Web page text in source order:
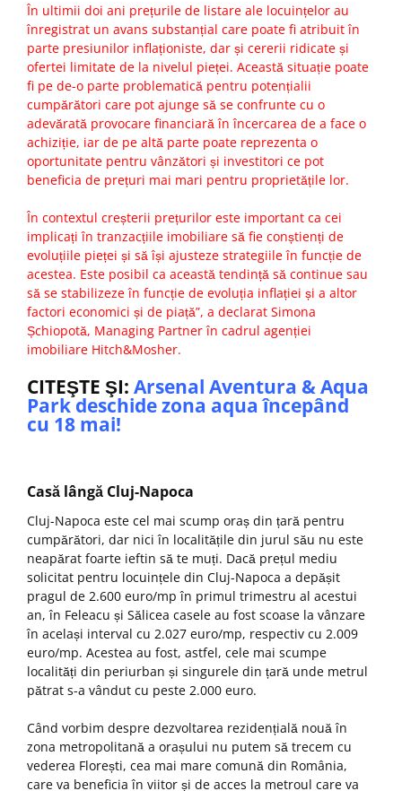
În ultimii doi ani prețurile de listare ale locuințelor au
înregistrat un avans substanțial care poate fi atribuit în
parte presiunilor inflaționiste, dar și cererii ridicate și
ofertei limitate de la nivelul pieței. Această situație poate
fi pe de-o parte problematică pentru potențialii
cumpărători care pot ajunge să se confrunte cu o
adevărată provocare financiară în încercarea de a face o
achiziție, iar de pe altă parte poate reprezenta o
oportunitate pentru vânzători și investitori ce pot
beneficia de prețuri mai mari pentru proprietățile lor.
În contextul creșterii prețurilor este important ca cei
implicați în tranzacțiile imobiliare să fie conștienți de
evoluțiile pieței și să își ajusteze strategiile în funcție de
acestea. Este posibil ca această tendință să continue sau
să se stabilizeze în funcție de evoluția inflației și a altor
factori economici și de piață”, a declarat Simona
Șchiopotă, Managing Partner în cadrul agenției
imobiliare Hitch&Mosher.
CITEŞTE ŞI: Arsenal Aventura & Aqua
Park deschide zona aqua începând
cu 18 mai!
Casă lângă Cluj-Napoca
Cluj-Napoca este cel mai scump oraș din țară pentru
cumpărători, dar nici în localitățile din jurul său nu este
neapărat foarte ieftin să te muți. Dacă prețul mediu
solicitat pentru locuințele din Cluj-Napoca a depășit
pragul de 2.600 euro/mp în primul trimestru al acestui
an, în Feleacu și Sălicea casele au fost scoase la vânzare
în același interval cu 2.027 euro/mp, respectiv cu 2.009
euro/mp. Acestea au fost, astfel, cele mai scumpe
localități din periurban și singurele din țară unde metrul
pătrat s-a vândut cu peste 2.000 euro.
Când vorbim despre dezvoltarea rezidențială nouă în
zona metropolitană a orașului nu putem să trecem cu
vederea Florești, cea mai mare comună din România,
care va beneficia în viitor și de acces la metroul care va